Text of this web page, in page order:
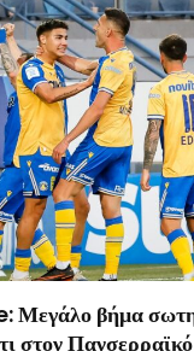
βήμα
στον Πανσερραϊκό